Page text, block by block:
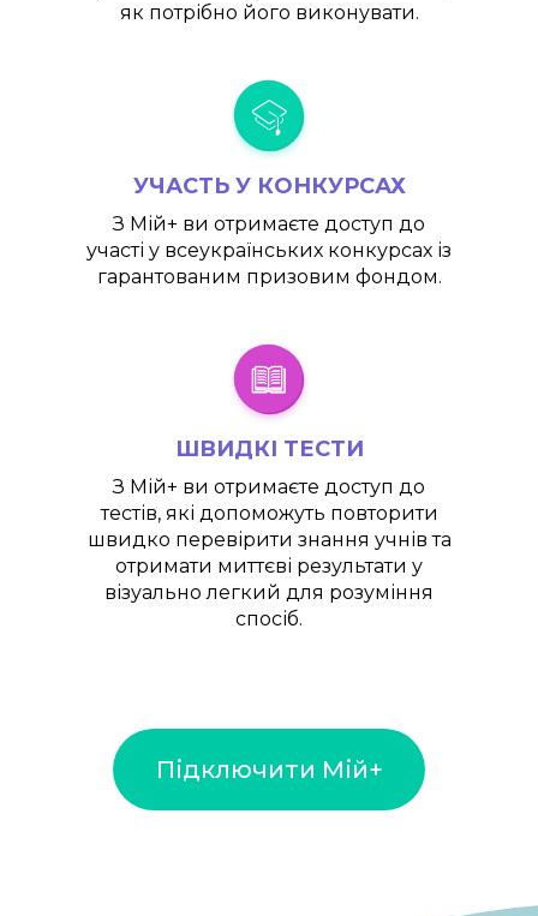
як потрібно його виконувати.
УЧАСТЬ У КОНКУРСАХ
З Мій+ ви отримаєте доступ до
участі у всеукраїнських конкурсах із
гарантованим призовим фондом.
ШВИДКІ ТЕСТИ
З Мій+ ви отримаєте доступ до
тестів, які допоможуть повторити
швидко перевірити знання учнів та
отримати миттєві результати у
візуально легкий для розуміння
спосіб.
Підключити Мій+